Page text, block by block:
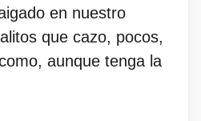
en nuestro
que cazo, pocos,
aunque tenga la